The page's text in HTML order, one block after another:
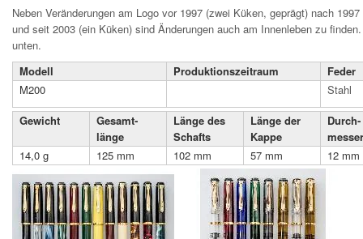
Neben Veränderungen am Logo vor 1997 (zwei Küken, geprägt) nach
und seit 2003 (ein Küken) sind Änderungen auch am Innenleben zu
unten.
Modell
Produktions­zeit­raum
Feder
M200
Stahl
Gewicht
Gesamt­
länge
Länge des
Schafts
Länge der
Kappe
Durch­
messer
14,0 g
125 mm 102 mm 57 mm 12 mm